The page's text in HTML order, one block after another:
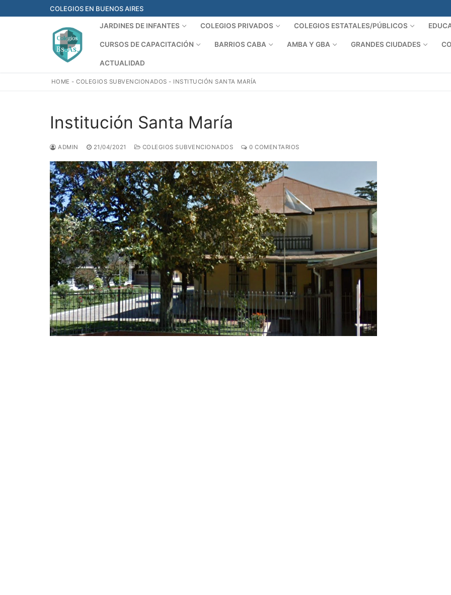
al
COLEGIOS EN BUENOS AIRES
JARDINES DE INFANTES COLEGIOS PRIVADOS COLEGIOS ESTATALES/PÚBLICOS
CURSOS DE CAPACITACIÓN BARRIOS CABA AMBA Y GBA GRANDES CIUDADES
ACTUALIDAD
HOME -COLEGIOS SUBVENCIONADOS - INSTITUCIÓN SANTA MARÍA
Institución Santa María
ADMIN 21/04/2021 COLEGIOS SUBVENCIONADOS 0 COMENTARIOS